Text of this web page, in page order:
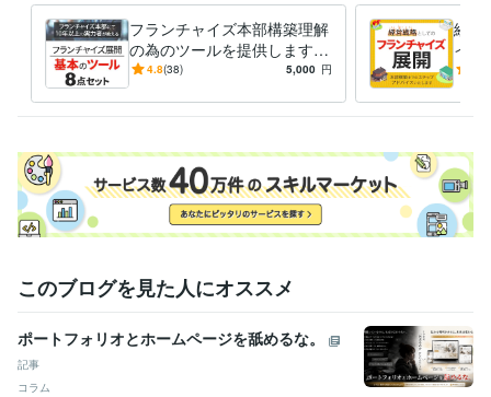
フランチャイズ本部構築理解
の為のツールを提供します
ご自身でフランチャイズ展開
供します
4.8(38) 5,000 円
経営
イズ
フラ
しま
このブログを見た人にオススメ
ポートフォリオとホームページを舐めるな。
記事
コラム